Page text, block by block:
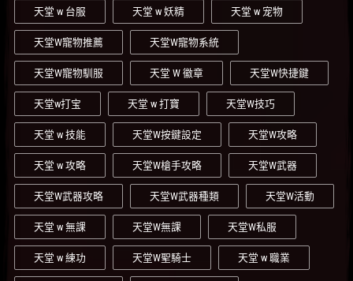
天堂 w 台服 天堂 w 妖精 天堂 w 宠物
天堂W寵物推薦 天堂W寵物系統
天堂W寵物馴服 天堂 W 徽章 天堂W快捷鍵
天堂w打宝 天堂 w 打寶 天堂W技巧
天堂 w 技能 天堂W按鍵設定 天堂W攻略
天堂 w 攻略 天堂W槍手攻略 天堂W武器
天堂W武器攻略 天堂W武器種類 天堂W活動
天堂 w 無課 天堂W無課 天堂W私服
天堂 w 練功 天堂W聖騎士 天堂 w 職業